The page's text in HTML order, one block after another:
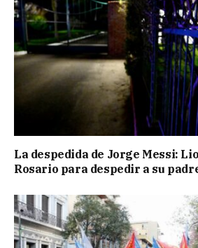
La despedida de Jorge Messi:
Rosario para despedir a su